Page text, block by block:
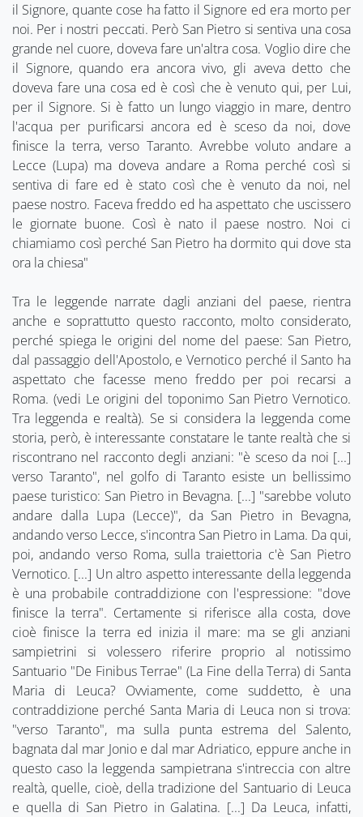
il Signore, quante cose ha fatto il Signore ed era morto per
noi. Per i nostri peccati. Però San Pietro si sentiva una cosa
grande nel cuore, doveva fare un'altra cosa. Voglio dire che
il Signore, quando era ancora vivo, gli aveva detto che
doveva fare una cosa ed è così che è venuto qui, per Lui,
per il Signore. Si è fatto un lungo viaggio in mare, dentro
l'acqua per purificarsi ancora ed è sceso da noi, dove
finisce la terra, verso Taranto. Avrebbe voluto andare a
Lecce (Lupa) ma doveva andare a Roma perché così si
sentiva di fare ed è stato così che è venuto da noi, nel
paese nostro. Faceva freddo ed ha aspettato che uscissero
le giornate buone. Così è nato il paese nostro. Noi ci
chiamiamo così perché San Pietro ha dormito qui dove sta
ora la chiesa"
Tra le leggende narrate dagli anziani del paese, rientra
anche e soprattutto questo racconto, molto considerato,
perché spiega le origini del nome del paese: San Pietro,
dal passaggio dell'Apostolo, e Vernotico perché il Santo ha
aspettato che facesse meno freddo per poi recarsi a
Roma. (vedi Le origini del toponimo San Pietro Vernotico.
Tra leggenda e realtà). Se si considera la leggenda come
storia, però, è interessante constatare le tante realtà che si
riscontrano nel racconto degli anziani: "è sceso da noi [...]
verso Taranto", nel golfo di Taranto esiste un bellissimo
paese turistico: San Pietro in Bevagna. [...] "sarebbe voluto
andare dalla Lupa (Lecce)", da San Pietro in Bevagna,
andando verso Lecce, s'incontra San Pietro in Lama. Da qui,
poi, andando verso Roma, sulla traiettoria c'è San Pietro
Vernotico. [...] Un altro aspetto interessante della leggenda
è una probabile contraddizione con l'espressione: "dove
finisce la terra". Certamente si riferisce alla costa, dove
cioè finisce la terra ed inizia il mare: ma se gli anziani
sampietrini si volessero riferire proprio al notissimo
Santuario "De Finibus Terrae" (La Fine della Terra) di Santa
Maria di Leuca? Ovviamente, come suddetto, è una
contraddizione perché Santa Maria di Leuca non si trova:
"verso Taranto", ma sulla punta estrema del Salento,
bagnata dal mar Jonio e dal mar Adriatico, eppure anche in
questo caso la leggenda sampietrana s'intreccia con altre
realtà, quelle, cioè, della tradizione del Santuario di Leuca
e quella di San Pietro in Galatina. [...] Da Leuca, infatti,